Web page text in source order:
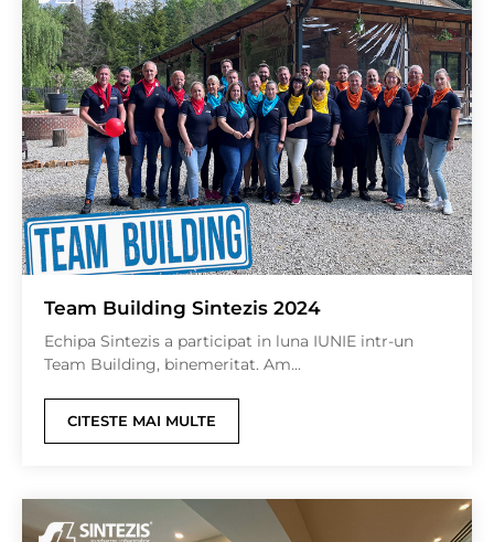
Team Building Sintezis 2024
Echipa Sintezis a participat in luna IUNIE intr-un
Team Building, binemeritat. Am...
CITESTE MAI MULTE